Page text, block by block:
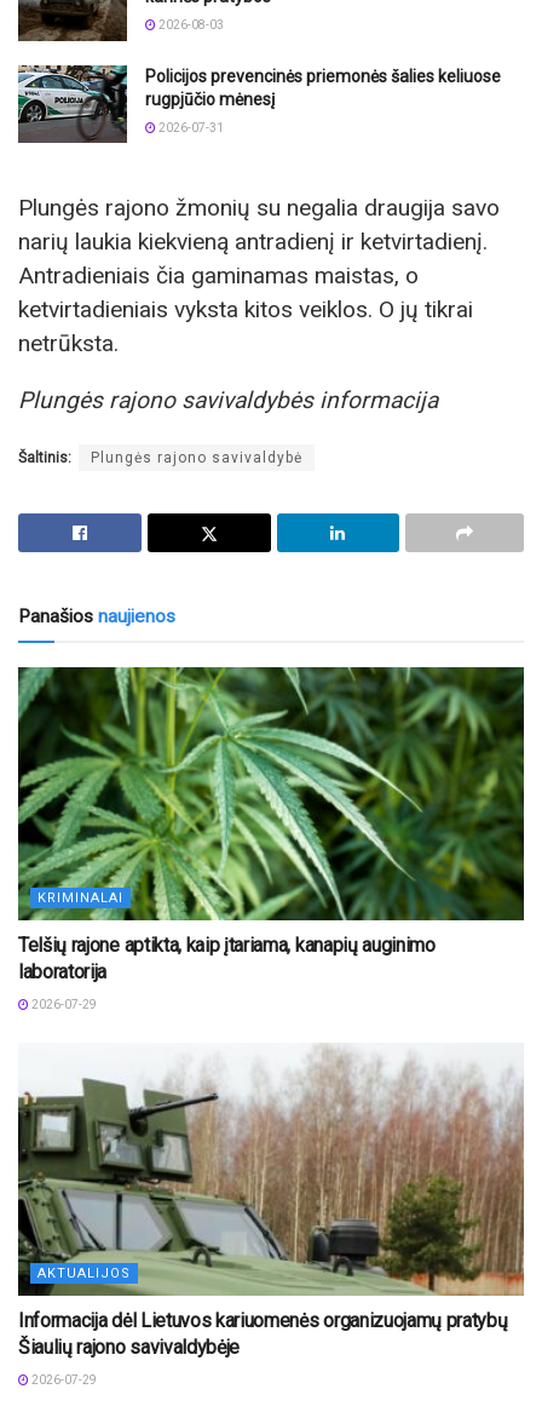
2026-08-03
Policijos prevencinės priemonės šalies keliuose
rugpjūčio mėnesį
2026-07-31
Plungės rajono žmonių su negalia draugija savo
narių laukia kiekvieną antradienį ir ketvirtadienį.
Antradieniais čia gaminamas maistas, o
ketvirtadieniais vyksta kitos veiklos. O jų tikrai
netrūksta.
Plungės rajono savivaldybės informacija
Šaltinis: Plungės rajono savivaldybė
Panašios naujienos
KRIMINALAI
Telšių rajone aptikta, kaip įtariama, kanapių auginimo
laboratorija
2026-07-29
AKTUALIJOS
Informacija dėl Lietuvos kariuomenės organizuojamų pratybų
Šiaulių rajono savivaldybėje
2026-07-29